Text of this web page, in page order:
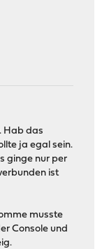
Hab das
ja egal sein.
ginge nur per
ist
musste
Console und